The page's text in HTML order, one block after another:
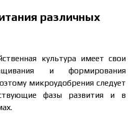
различных
культура имеет свои
и формирования
микроудобрения следует
фазы развития и в